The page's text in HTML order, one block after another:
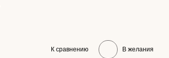
К сравнению В желания